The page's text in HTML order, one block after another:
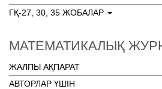
ГҚ-27, 30, 35 ЖОБАЛАР
МАТЕМАТИКАЛЫҚ
ЖАЛПЫ АҚПАРАТ
АВТОРЛАР ҮШІН